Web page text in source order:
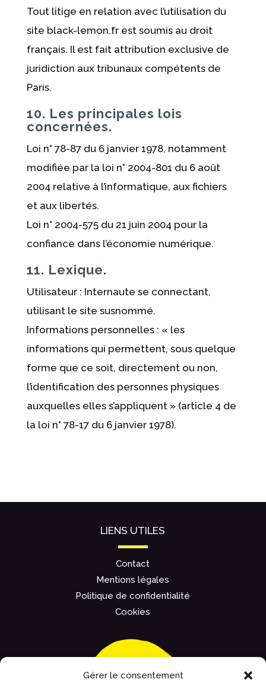
Gérer le consentement
Tout litige en relation avec l’utilisation du
site black-lemon.fr est soumis au droit
français. Il est fait attribution exclusive de
juridiction aux tribunaux compétents de
Paris.
10. Les principales lois
concernées.
Loi n° 78-87 du 6 janvier 1978, notamment
modifiée par la loi n° 2004-801 du 6 août
2004 relative à l’informatique, aux fichiers
et aux libertés.
Loi n° 2004-575 du 21 juin 2004 pour la
confiance dans l’économie numérique.
11. Lexique.
Utilisateur : Internaute se connectant,
utilisant le site susnommé.
Informations personnelles : « les
informations qui permettent, sous quelque
forme que ce soit, directement ou non,
l’identification des personnes physiques
auxquelles elles s’appliquent » (article 4 de
la loi n° 78-17 du 6 janvier 1978).
LIENS UTILES
Contact
Mentions légales
Politique de confidentialité
Cookies